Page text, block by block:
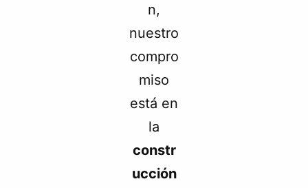
n,
nuestro
compro
miso
está en
la
constr
ucción